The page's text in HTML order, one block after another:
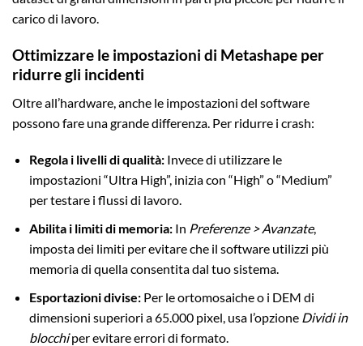
carico di lavoro.
Ottimizzare le impostazioni di Metashape per
ridurre gli incidenti
Oltre all’hardware, anche le impostazioni del software
possono fare una grande differenza. Per ridurre i crash:
Regola i livelli di qualità:Invece di utilizzare le
impostazioni “Ultra High”, inizia con “High” o “Medium”
per testare i flussi di lavoro.
Abilita i limiti di memoria:In Preferenze > Avanzate,
imposta dei limiti per evitare che il software utilizzi più
memoria di quella consentita dal tuo sistema.
Esportazioni divise:Per le ortomosaiche o i DEM di
dimensioni superiori a 65.000 pixel, usa l’opzione Dividi in
blocchiper evitare errori di formato.